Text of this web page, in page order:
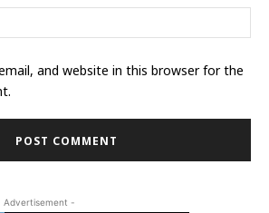
and website in this browser for the
Advertisement -